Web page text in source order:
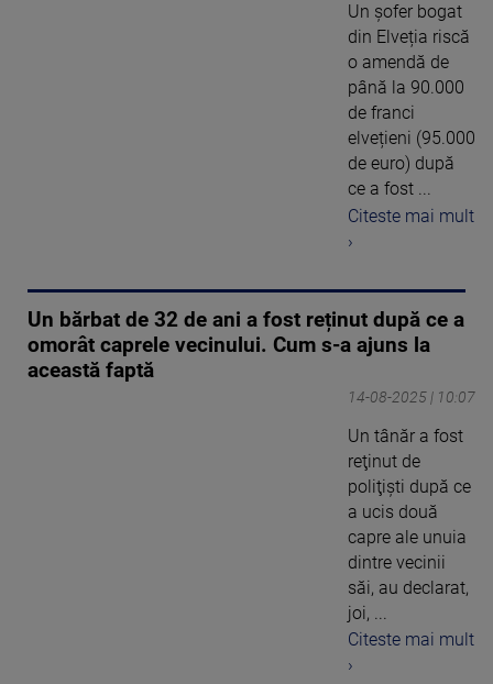
Un șofer bogat
din Elveția riscă
o amendă de
până la 90.000
de franci
elvețieni (95.000
de euro) după
ce a fost ...
Citeste mai mult
›
Un bărbat de 32 de ani a fost reținut după ce a
omorât caprele vecinului. Cum s-a ajuns la
această faptă
14-08-2025 | 10:07
Un tânăr a fost
reţinut de
poliţişti după ce
a ucis două
capre ale unuia
dintre vecinii
săi, au declarat,
joi, ...
Citeste mai mult
›